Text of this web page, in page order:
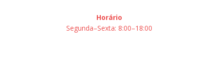
Horário
Segunda–Sexta: 8:00–18:00